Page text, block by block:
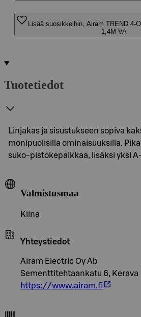
Lisää suosikkeihin, Airam TREND 4-
1,4M VA
Tuotetiedot
Linjakas ja sisustukseen sopiva
monipuolisilla ominaisuuksilla.
suko-pistokepaikkaa, lisäksi yksi
Valmistusmaa
Kiina
Yhteystiedot
Airam Electric Oy Ab
Sementtitehtaankatu 6, Kerava
https://www.airam.fi